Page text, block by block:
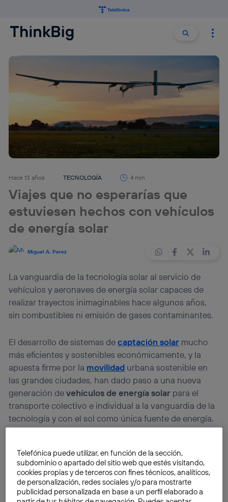
Buscar
Hace 13 años TECNOLOGÍA 4 min
Viajes que no esperarías que
estuviesen hechos con vehículos
de energía solar
Miguel A. Perez
La vanguardia de la tecnología solar al servicio de
vehículos y aeronaves de energía solar capaces de
realizar trayectos inimaginables hace algunos años,
sin combustibles ni emisión de gases contaminantes.
El desarrollo de sistemas decaptación solar mucho
más eficientes y sostenibles económicamente, y la
apuesta firme por la movilidad urbana sostenible en
las grandes ciudades, han dado paso a una nueva
generación devehículos de energía solar para el
transporte colectivo e individual a la vanguardia de la
tecnología y con el sol como única fuente de energía.
grupo de entusiastas por el sol como fuente de
energía alternativa, hoy ya es una realidad. Una nueva
generación de vehículos y aeronaves de transporte
portierra, mar y aireson capaces de realizar viajes de
Telefónica puede utilizar, en función de la sección,
subdominio o apartado del sitio web que estés visitando,
cookies propias y de terceros con fines técnicos, analíticos,
de personalización, redes sociales y/o para mostrarte
publicidad personalizada en base a un perfil elaborado a